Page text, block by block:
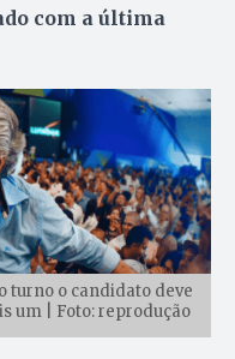
com a última
turno o candidato deve
um | Foto: reprodução